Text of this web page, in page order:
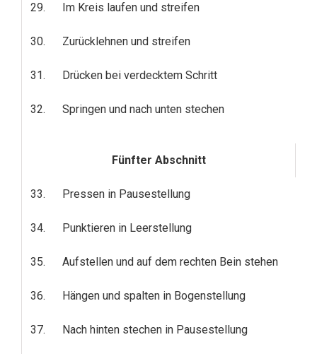
29. Im Kreis laufen und streifen
30. Zurücklehnen und streifen
31. Drücken bei verdecktem Schritt
32. Springen und nach unten stechen
Fünfter Abschnitt
33. Pressen in Pausestellung
34. Punktieren in Leerstellung
35. Aufstellen und auf dem rechten Bein stehen
36. Hängen und spalten in Bogenstellung
37. Nach hinten stechen in Pausestellung